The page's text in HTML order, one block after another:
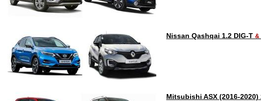
Nissan Qashqai 1.2 DIG-T &
Mitsubishi ASX (2016-2020)